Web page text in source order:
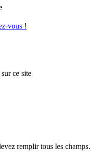
vous !
ce site
remplir tous les champs.